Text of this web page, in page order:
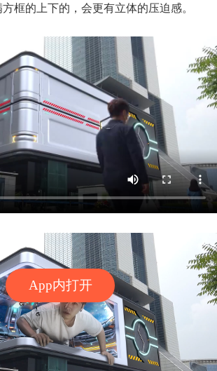
App内打开
框的上下的，会更有立体的压迫感。